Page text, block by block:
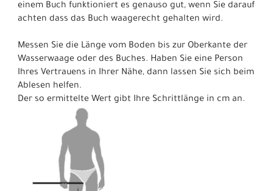
einem Buch funktioniert es genauso gut, wenn Sie darauf
achten dass das Buch waagerecht gehalten wird.
Messen Sie die Länge vom Boden bis zur Oberkante der
Wasserwaage oder des Buches. Haben Sie eine Person
Ihres Vertrauens in Ihrer Nähe, dann lassen Sie sich beim
Ablesen helfen.
Der so ermittelte Wert gibt Ihre Schrittlänge in cm an.